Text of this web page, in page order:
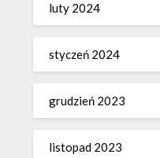
luty 2024
styczeń 2024
grudzień 2023
listopad 2023